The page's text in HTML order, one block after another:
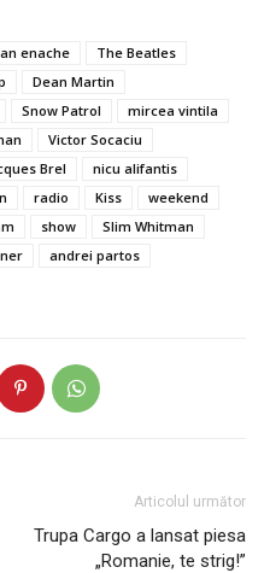
enache
The Beatles
Dean Martin
Snow Patrol
mircea vintila
Victor Socaciu
Brel
nicu alifantis
radio Kiss
weekend
show
Slim Whitman
andrei partos
Articolul următor
Trupa Cargo a lansat piesa
„Romanie, te strig!”